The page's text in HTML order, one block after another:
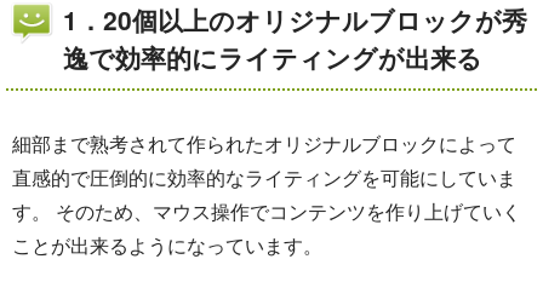
1．20個以上のオリジナルブロックが秀
逸で効率的にライティングが出来る
細部まで熟考されて作られたオリジナルブロックによって
直感的で圧倒的に効率的なライティングを可能にしていま
す。 そのため、マウス操作でコンテンツを作り上げていく
ことが出来るようになっています。